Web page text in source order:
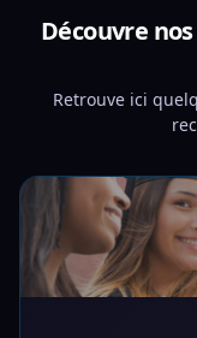
Découvre
Retrouve ici